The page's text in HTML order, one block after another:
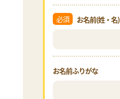
必須 お名前(姓・名)
お名前ふりがな